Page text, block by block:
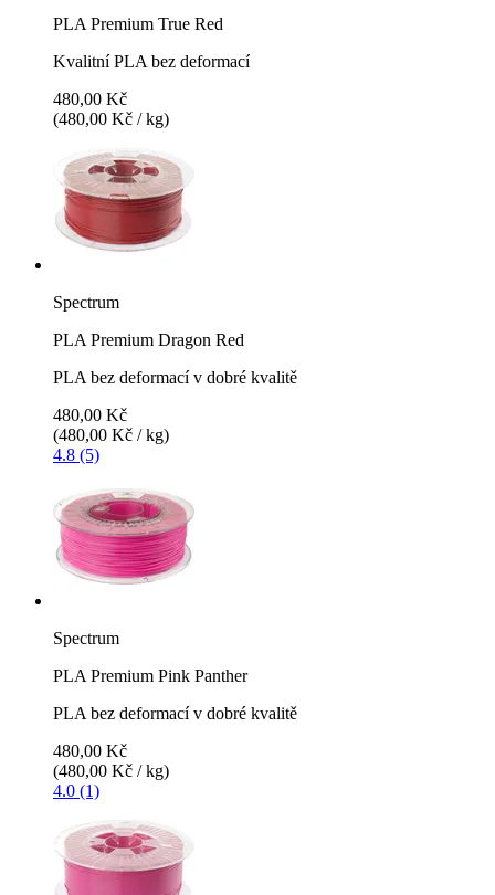
PLA Premium True Red
Kvalitní PLA bez deformací
480,00 Kč
(480,00 Kč / kg)
Spectrum
PLA Premium Dragon Red
PLA bez deformací v dobré kvalitě
480,00 Kč
(480,00 Kč / kg)
4.8 (5)
Spectrum
PLA Premium Pink Panther
PLA bez deformací v dobré kvalitě
480,00 Kč
(480,00 Kč / kg)
4.0 (1)